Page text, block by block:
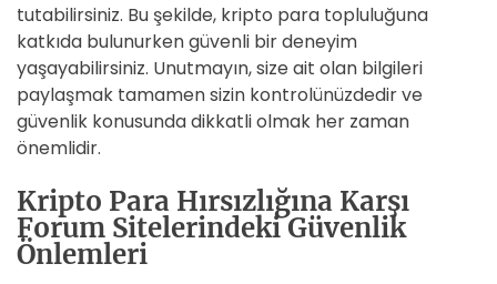
tutabilirsiniz. Bu şekilde, kripto para topluluğuna
katkıda bulunurken güvenli bir deneyim
yaşayabilirsiniz. Unutmayın, size ait olan bilgileri
paylaşmak tamamen sizin kontrolünüzdedir ve
güvenlik konusunda dikkatli olmak her zaman
önemlidir.
Kripto Para Hırsızlığına Karşı
Forum Sitelerindeki Güvenlik
Önlemleri